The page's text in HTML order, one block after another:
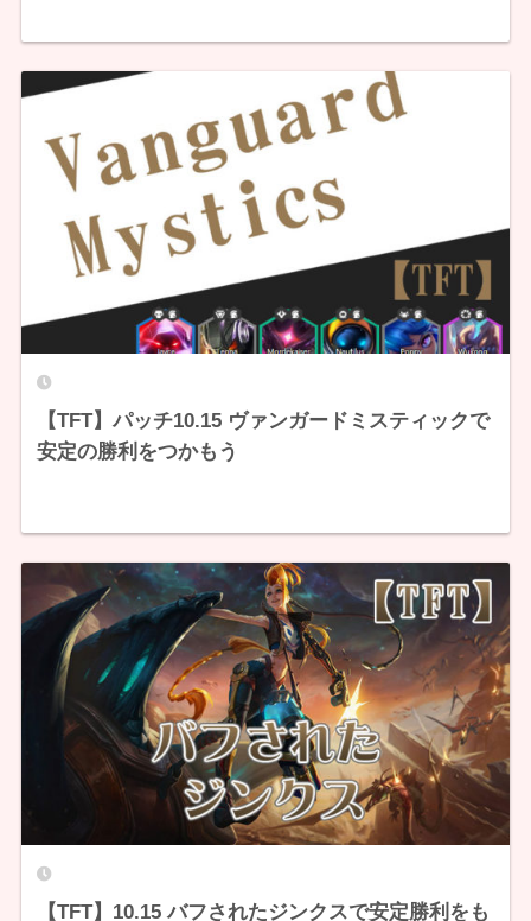
【TFT】パッチ10.15 ヴァンガードミスティックで
安定の勝利をつかもう
【TFT】10.15 バフされたジンクスで安定勝利をも